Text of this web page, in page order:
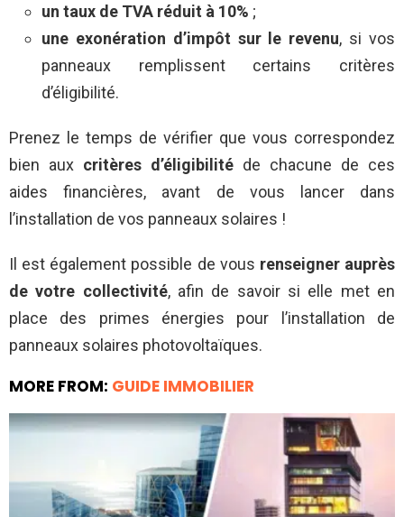
un taux de TVA réduit à 10% ;
une exonération d’impôt sur le revenu, si vos
panneaux remplissent certains critères
d’éligibilité.
Prenez le temps de vérifier que vous correspondez
bien aux critères d’éligibilité de chacune de ces
aides financières, avant de vous lancer dans
l’installation de vos panneaux solaires !
Il est également possible de vous renseigner auprès
de votre collectivité, afin de savoir si elle met en
place des primes énergies pour l’installation de
panneaux solaires photovoltaïques.
MORE FROM: GUIDE IMMOBILIER